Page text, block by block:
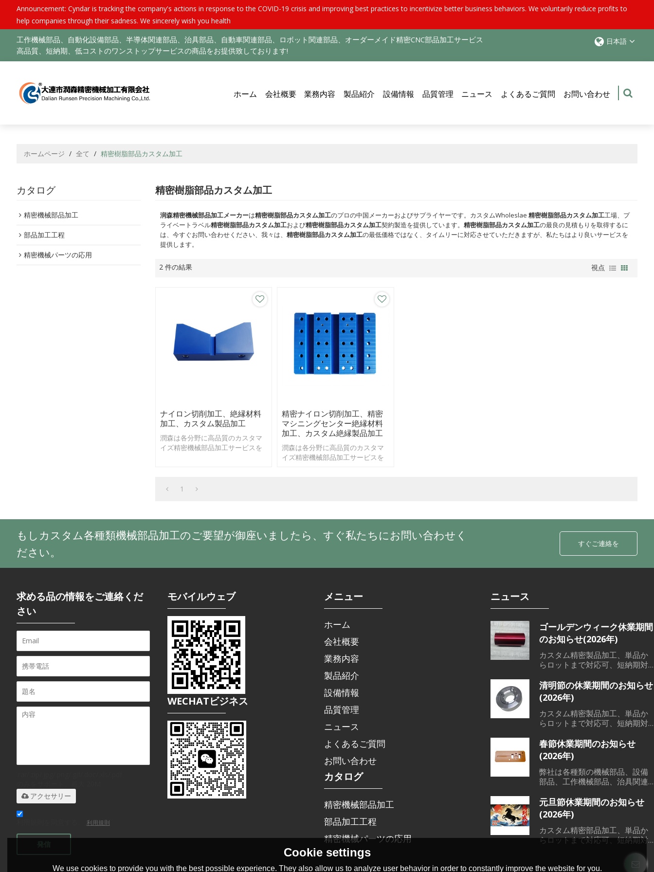
Announcement: Cyndar is tracking the company's actions in response to the COVID-19 crisis and improving best practices to incentivize better business behaviors. We voluntarily reduce profits to
help companies through their sadness. We sincerely wish you health
工作機械部品、自動化設備部品、半導体関連部品、治具部品、自動車関連部品、ロボット関連部品、オーダーメイド精密CNC部品加工サービス
高品質、短納期、低コストのワンストップサービスの商品をお提供致しております!
日本語
ホーム 会社概要 業務内容 製品紹介 設備情報 品質管理 ニュース よくあるご質問 お問い合わせ
ホームページ / 全て / 精密樹脂部品カスタム加工
カタログ
精密機械部品加工
部品加工工程
精密機械パーツの応用
精密樹脂部品カスタム加工
润森精密機械部品加工メーカーは精密樹脂部品カスタム加工のプロの中国メーカーおよびサプライヤーです。カスタムWholeslae 精密樹脂部品カスタム加工工場、プ
ライベートラベル精密樹脂部品カスタム加工および精密樹脂部品カスタム加工契約製造を提供しています。 精密樹脂部品カスタム加工の最良の見積もりを取得するに
は、今すぐお問い合わせください、我々は、 精密樹脂部品カスタム加工の最低価格ではなく、タイムリーに対応させていただきますが、私たちはより良いサービスを
提供します。
2 件の結果 視点
ナイロン切削加工、絶縁材料
加工、カスタム製品加工
潤森は各分野に高品質のカスタマ
イズ精密機械部品加工サービスを
い。
精密ナイロン切削加工、精密
マシニングセンター絶縁材料
加工、カスタム絶縁製品加工
潤森は各分野に高品質のカスタマ
イズ精密機械部品加工サービスを
1
もしカスタム各種類機械部品加工のご要望が御座いましたら、すぐ私たちにお問い合わせく
ださい。
すぐご連絡を
求める品の情報をご連絡くだ
さい
アクセサリー
利用規則
発信
モバイルウェブ
WECHATビジネス
メニュー
ホーム
会社概要
業務内容
製品紹介
設備情報
品質管理
ニュース
よくあるご質問
お問い合わせ
カタログ
精密機械部品加工
部品加工工程
精密機械パーツの応用
ニュース
ゴールデンウィーク休業期間
のお知らせ(2026年)
カスタム精密製品加工、単品か
らロットまで対応可、短納期対
納期で、各範囲の精密機械部品
加工、溶接、鋳造など素材か
ら、切削加工、熱処理、表面処
理までワンストップサービス対
応可能です。
清明節の休業期間のお知らせ
(2026年)
カスタム精密製品加工、単品か
らロットまで対応可、短納期対
納期で、各範囲の精密機械部品
加工、溶接、鋳造など素材か
ら、切削加工、熱処理、表面処
理までワンストップサービス対
応可能です。
春節休業期間のお知らせ
(2026年)
弊社は各種類の機械部品、設備
部品、工作機械部品、治具関連
一貫した製造サービスを提供で
きる会社です。単品からロット
まで全部対応可能です。弊社に
は輸出ライセンスを持っており
ますので、日本語対応可能で
要望がございましたら、いつで
もご用命下さい。
元旦節休業期間のお知らせ
(2026年)
カスタム精密部品加工、単品か
らロットまで対応可、短納期対
納期で、各範囲の精密機械部品
加工、溶接、鋳造など素材か
Cookie settings
We use cookies to provide you with the best possible experience. They also allow us to analyze user behavior in order to constantly improve the website for you.